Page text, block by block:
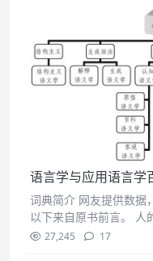
语言学与应用语言学
词典简介 网友提供数据
以下来自原书前言。 人
27,245 17